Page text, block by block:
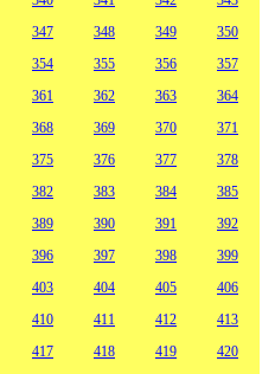
347 348 349
350
354 355 356
357
361 362 363
364
368 369 370
371
375 376 377
378
382 383 384
385
389 390 391
392
396 397 398
399
403 404 405
406
410 411 412
413
417 418 419
420